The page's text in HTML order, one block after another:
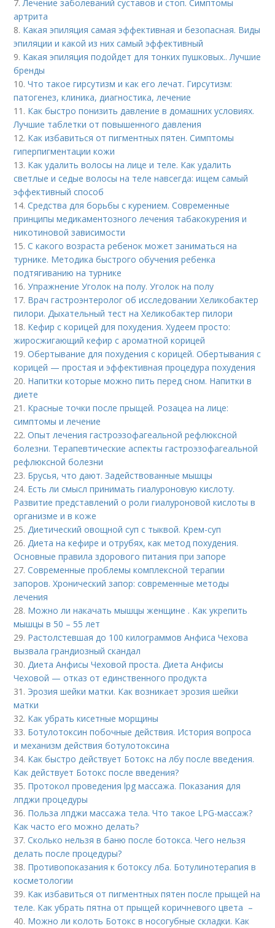
7.Лечение заболеваний суставов и стоп. Симптомы
артрита
8. Какая эпиляция самая эффективная и безопасная. Виды
эпиляции и какой из них самый эффективный
9. Какая эпиляция подойдет для тонких пушковых.. Лучшие
бренды
10.Что такое гирсутизм и как его лечат. Гирсутизм:
патогенез, клиника, диагностика, лечение
11. Как быстро понизить давление в домашних условиях.
Лучшие таблетки от повышенного давления
12. Как избавиться от пигментных пятен. Симптомы
гиперпигментации кожи
13. Как удалить волосы на лице и теле. Как удалить
светлые и седые волосы на теле навсегда: ищем самый
эффективный способ
14.Средства для борьбы с курением. Современные
принципы медикаментозного лечения табакокурения и
никотиновой зависимости
15.С какого возраста ребенок может заниматься на
турнике. Методика быстрого обучения ребенка
подтягиванию на турнике
16.Упражнение Уголок на полу. Уголок на полу
17. Врач гастроэнтеролог об исследовании Хеликобактер
пилори. Дыхательный тест на Хеликобактер пилори
18. Кефир с корицей для похудения. Худеем просто:
жиросжигающий кефир с ароматной корицей
19.Обертывание для похудения с корицей. Обертывания с
корицей — простая и эффективная процедура похудения
20. Напитки которые можно пить перед сном. Напитки в
диете
21. Красные точки после прыщей. Розацеа на лице:
симптомы и лечение
22.Опыт лечения гастроэзофагеальной рефлюксной
болезни. Терапевтические аспекты гастроэзофагеальной
рефлюксной болезни
23. Брусья, что дают. Задействованные мышцы
24. Есть ли смысл принимать гиалуроновую кислоту.
Развитие представлений о роли гиалуроновой кислоты в
организме и в коже
25.Диетический овощной суп с тыквой. Крем-суп
26.Диета на кефире и отрубях, как метод похудения.
Основные правила здорового питания при запоре
27.Современные проблемы комплексной терапии
запоров. Хронический запор: современные методы
лечения
28. Можно ли накачать мышцы женщине . Как укрепить
мышцы в 50 – 55 лет
29. Растолстевшая до 100 килограммов Анфиса Чехова
вызвала грандиозный скандал
30.Диета Анфисы Чеховой проста. Диета Анфисы
Чеховой — отказ от единственного продукта
31. Эрозия шейки матки. Как возникает эрозия шейки
матки
32. Как убрать кисетные морщины
33. Ботулотоксин побочные действия. История вопроса
и механизм действия ботулотоксина
34. Как быстро действует Ботокс на лбу после введения.
Как действует Ботокс после введения?
35. Протокол проведения lpg массажа. Показания для
лпджи процедуры
36. Польза лпджи массажа тела. Что такое LPG-массаж?
Как часто его можно делать?
37.Сколько нельзя в баню после ботокса. Чего нельзя
делать после процедуры?
38. Противопоказания к ботоксу лба. Ботулинотерапия в
косметологии
39. Как избавиться от пигментных пятен после прыщей на
теле. Как убрать пятна от прыщей коричневого цвета –
40. Можно ли колоть Ботокс в носогубные складки. Как